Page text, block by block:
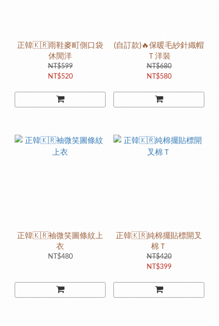
正韓🇰🇷雨鞋麥町側口袋
休閒洋
NT$599
NT$520
(自訂款)🔥保暖毛紗針織帽
Ｔ洋裝
NT$680
NT$580
正韓🇰🇷袖微笑圖條紋上
衣
NT$480
正韓🇰🇷純棉擺貼標開叉
棉Ｔ
NT$420
NT$399